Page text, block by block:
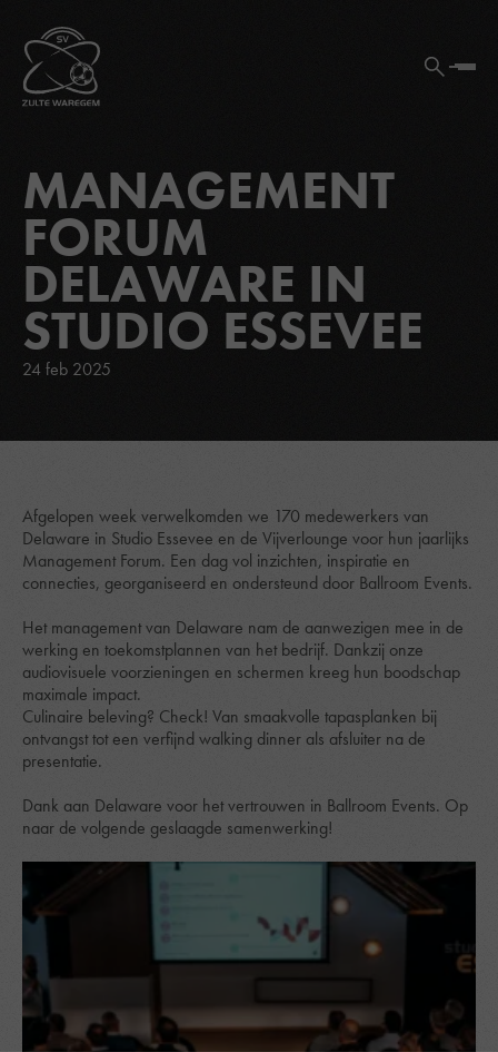
MANAGEMENT
FORUM
DELAWARE IN
STUDIO ESSEVEE
24 feb 2025
Afgelopen week verwelkomden we 170 medewerkers van
Delaware in Studio Essevee en de Vijverlounge voor hun jaarlijks
Management Forum. Een dag vol inzichten, inspiratie en
connecties, georganiseerd en ondersteund door Ballroom Events.
Het management van Delaware nam de aanwezigen mee in de
werking en toekomstplannen van het bedrijf. Dankzij onze
audiovisuele voorzieningen en schermen kreeg hun boodschap
maximale impact.
Culinaire beleving? Check! Van smaakvolle tapasplanken bij
ontvangst tot een verfijnd walking dinner als afsluiter na de
presentatie.
Dank aan Delaware voor het vertrouwen in Ballroom Events. Op
naar de volgende geslaagde samenwerking!